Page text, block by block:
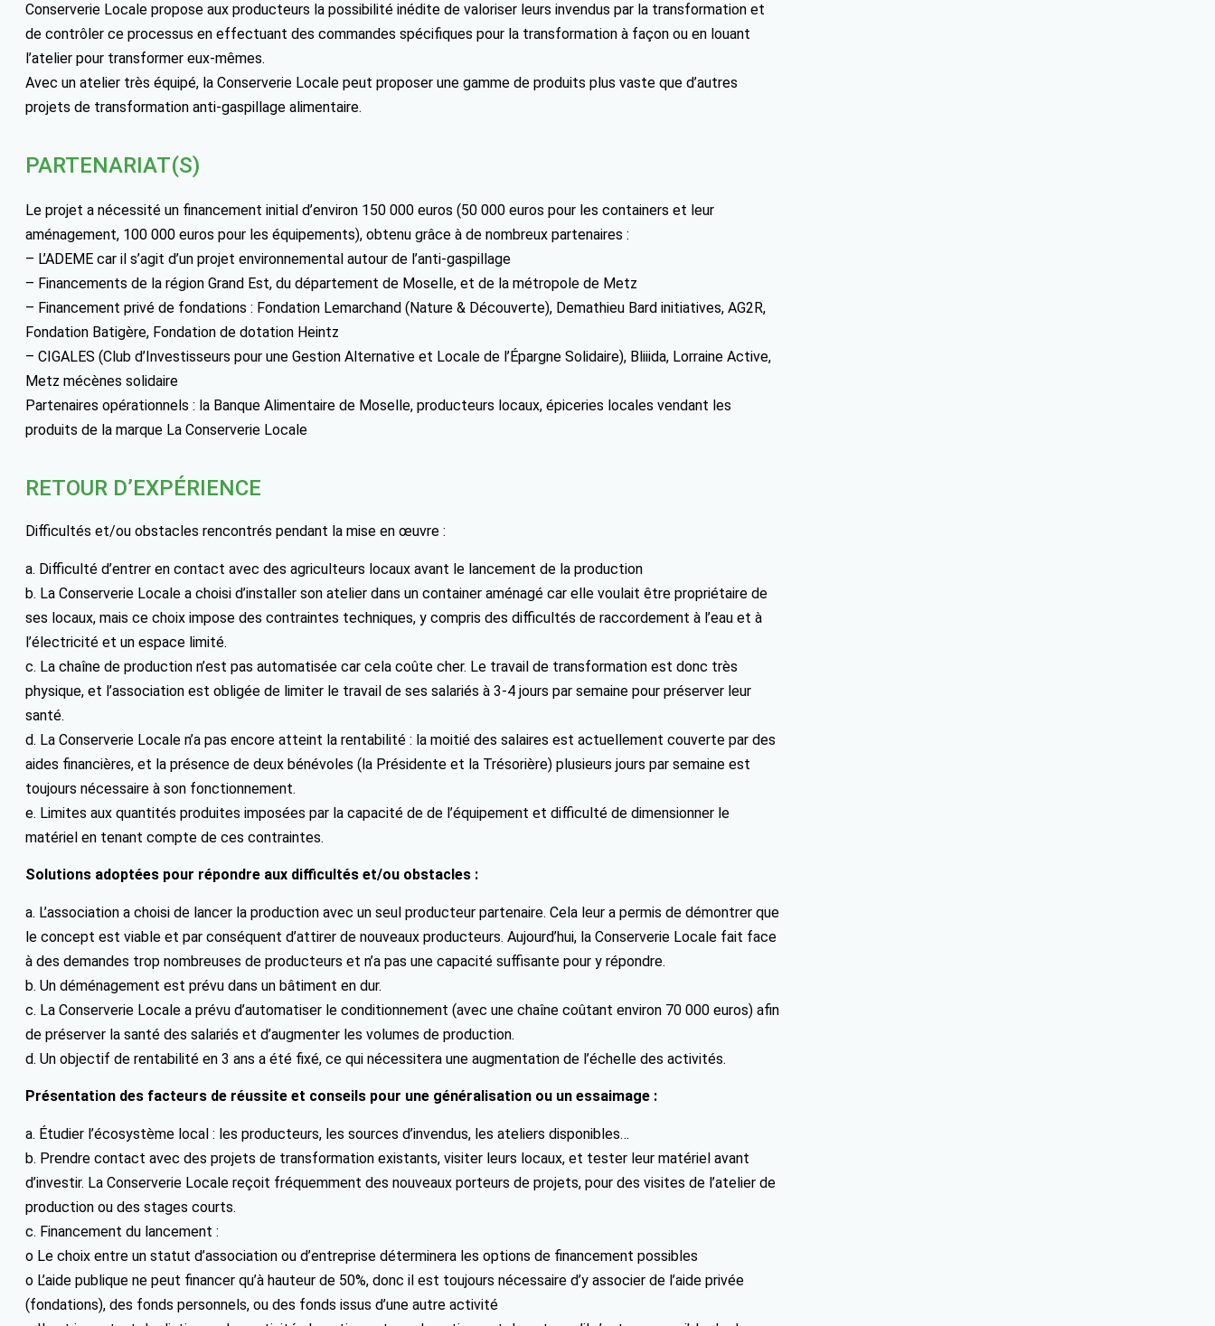
Conserverie Locale propose aux producteurs la possibilité inédite de valoriser leurs invendus par la transformation et
de contrôler ce processus en effectuant des commandes spécifiques pour la transformation à façon ou en louant
l’atelier pour transformer eux-mêmes.
Avec un atelier très équipé, la Conserverie Locale peut proposer une gamme de produits plus vaste que d’autres
projets de transformation anti-gaspillage alimentaire.
PARTENARIAT(S)
Le projet a nécessité un financement initial d’environ 150 000 euros (50 000 euros pour les containers et leur
aménagement, 100 000 euros pour les équipements), obtenu grâce à de nombreux partenaires :
– L’ADEME car il s’agit d’un projet environnemental autour de l’anti-gaspillage
– Financements de la région Grand Est, du département de Moselle, et de la métropole de Metz
– Financement privé de fondations : Fondation Lemarchand (Nature & Découverte), Demathieu Bard initiatives, AG2R,
Fondation Batigère, Fondation de dotation Heintz
– CIGALES (Club d’Investisseurs pour une Gestion Alternative et Locale de l’Épargne Solidaire), Bliiida, Lorraine Active,
Metz mécènes solidaire
Partenaires opérationnels : la Banque Alimentaire de Moselle, producteurs locaux, épiceries locales vendant les
produits de la marque La Conserverie Locale
RETOUR D’EXPÉRIENCE
Difficultés et/ou obstacles rencontrés pendant la mise en œuvre :
a. Difficulté d’entrer en contact avec des agriculteurs locaux avant le lancement de la production
b. La Conserverie Locale a choisi d’installer son atelier dans un container aménagé car elle voulait être propriétaire de
ses locaux, mais ce choix impose des contraintes techniques, y compris des difficultés de raccordement à l’eau et à
l’électricité et un espace limité.
c. La chaîne de production n’est pas automatisée car cela coûte cher. Le travail de transformation est donc très
physique, et l’association est obligée de limiter le travail de ses salariés à 3-4 jours par semaine pour préserver leur
santé.
d. La Conserverie Locale n’a pas encore atteint la rentabilité : la moitié des salaires est actuellement couverte par des
aides financières, et la présence de deux bénévoles (la Présidente et la Trésorière) plusieurs jours par semaine est
toujours nécessaire à son fonctionnement.
e. Limites aux quantités produites imposées par la capacité de de l’équipement et difficulté de dimensionner le
matériel en tenant compte de ces contraintes.
Solutions adoptées pour répondre aux difficultés et/ou obstacles :
a. L’association a choisi de lancer la production avec un seul producteur partenaire. Cela leur a permis de démontrer que
le concept est viable et par conséquent d’attirer de nouveaux producteurs. Aujourd’hui, la Conserverie Locale fait face
à des demandes trop nombreuses de producteurs et n’a pas une capacité suffisante pour y répondre.
b. Un déménagement est prévu dans un bâtiment en dur.
c. La Conserverie Locale a prévu d’automatiser le conditionnement (avec une chaîne coûtant environ 70 000 euros) afin
de préserver la santé des salariés et d’augmenter les volumes de production.
d. Un objectif de rentabilité en 3 ans a été fixé, ce qui nécessitera une augmentation de l’échelle des activités.
Présentation des facteurs de réussite et conseils pour une généralisation ou un essaimage :
a. Étudier l’écosystème local : les producteurs, les sources d’invendus, les ateliers disponibles…
b. Prendre contact avec des projets de transformation existants, visiter leurs locaux, et tester leur matériel avant
d’investir. La Conserverie Locale reçoit fréquemment des nouveaux porteurs de projets, pour des visites de l’atelier de
production ou des stages courts.
c. Financement du lancement :
o Le choix entre un statut d’association ou d’entreprise déterminera les options de financement possibles
o L’aide publique ne peut financer qu’à hauteur de 50%, donc il est toujours nécessaire d’y associer de l’aide privée
(fondations), des fonds personnels, ou des fonds issus d’une autre activité